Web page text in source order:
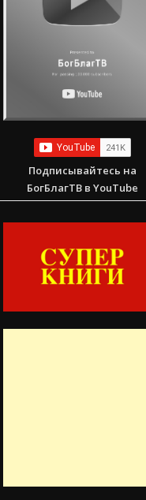
Подписывайтесь на
БогБлагТВ в YouTube